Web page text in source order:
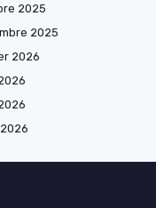
2025
2025
2026